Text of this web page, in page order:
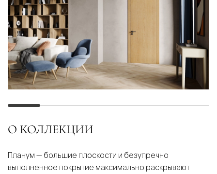
О КОЛЛЕКЦИИ
Планум — большие плоскости и безупречно
выполненное покрытие максимально раскрывают